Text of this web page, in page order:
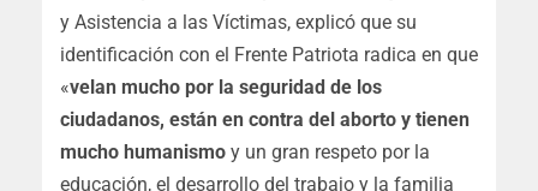
y Asistencia a las Víctimas, explicó que su
identificación con el Frente Patriota radica en que
«velan mucho por la seguridad de los
ciudadanos, están en contra del aborto y tienen
mucho humanismo y un gran respeto por la
educación, el desarrollo del trabajo y la familia